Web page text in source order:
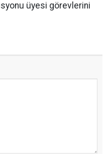
üyesi görevlerini